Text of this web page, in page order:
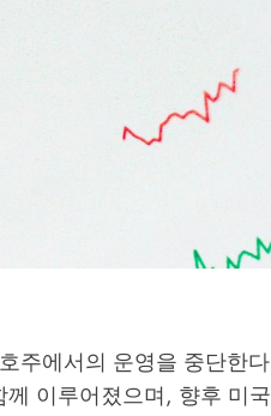
주에서의 운영을 중단한다
이루어졌으며, 향후 미국